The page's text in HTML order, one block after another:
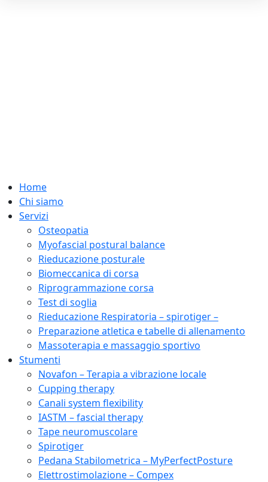
Home
Chi siamo
Servizi
Osteopatia
Myofascial postural balance
Rieducazione posturale
Biomeccanica di corsa
Riprogrammazione corsa
Test di soglia
Rieducazione Respiratoria – spirotiger –
Preparazione atletica e tabelle di allenamento
Massoterapia e massaggio sportivo
Stumenti
Novafon – Terapia a vibrazione locale
Cupping therapy
Canali system flexibility
IASTM – fascial therapy
Tape neuromuscolare
Spirotiger
Pedana Stabilometrica – MyPerfectPosture
Elettrostimolazione – Compex